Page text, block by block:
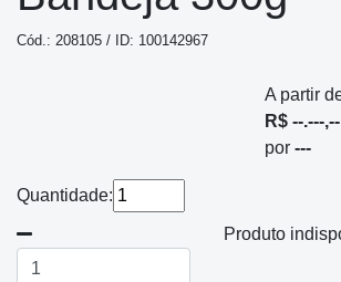
Cód.: 208105 / ID: 100142967
A partir
R$ --.---,--
por ---
Quantidade:
Produto